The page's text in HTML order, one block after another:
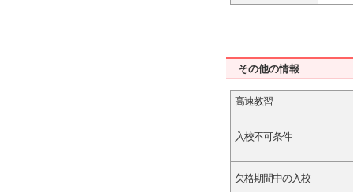
その他の情報
高速教習
入校不可条件
欠格期間中の入校